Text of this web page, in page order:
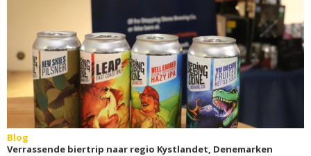
Blog
Verrassende biertrip naar regio Kystlandet, Denemarken